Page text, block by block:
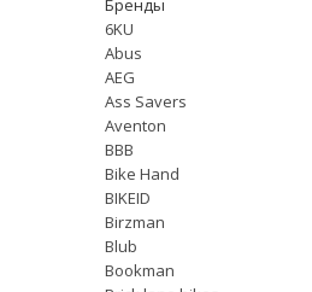
Бренды
6KU
Abus
AEG
Ass Savers
Aventon
BBB
Bike Hand
BIKEID
Birzman
Blub
Bookman